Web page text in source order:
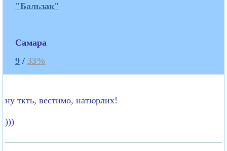
"Бальзак"
Самара
9 / 33%
ну ткть, вестимо, натюрлих!
)))